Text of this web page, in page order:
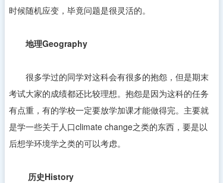
时候随机应变，毕竟问题是很灵活的。
地理Geography
很多学过的同学对这科会有很多的抱怨，但是期末
考试大家的成绩都还比较理想。抱怨是因为这科的任务
有点重，有的学校一定要放学加课才能做得完。主要就
是学一些关于人口climate change之类的东西，要是以
后想学环境学之类的可以考虑。
历史History